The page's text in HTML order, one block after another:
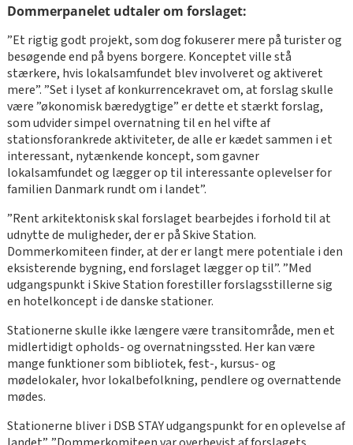
Dommerpanelet udtaler om forslaget:
”Et rigtig godt projekt, som dog fokuserer mere på turister og
besøgende end på byens borgere. Konceptet ville stå
stærkere, hvis lokalsamfundet blev involveret og aktiveret
mere”. ”Set i lyset af konkurrencekravet om, at forslag skulle
være ”økonomisk bæredygtige” er dette et stærkt forslag,
som udvider simpel overnatning til en hel vifte af
stationsforankrede aktiviteter, de alle er kædet sammen i et
interessant, nytænkende koncept, som gavner
lokalsamfundet og lægger op til interessante oplevelser for
familien Danmark rundt om i landet”.
”Rent arkitektonisk skal forslaget bearbejdes i forhold til at
udnytte de muligheder, der er på Skive Station.
Dommerkomiteen finder, at der er langt mere potentiale i den
eksisterende bygning, end forslaget lægger op til”. ”Med
udgangspunkt i Skive Station forestiller forslagsstillerne sig
en hotelkoncept i de danske stationer.
Stationerne skulle ikke længere være transitområde, men et
midlertidigt opholds- og overnatningssted. Her kan være
mange funktioner som bibliotek, fest-, kursus- og
mødelokaler, hvor lokalbefolkning, pendlere og overnattende
mødes.
Stationerne bliver i DSB STAY udgangspunkt for en oplevelse af